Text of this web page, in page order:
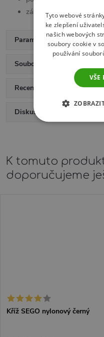
záruka 24 měsíců
Parametry produktu
Soubory ke stažení
Recenze (14)
Diskuse
K tomuto
doporučujeme
Kříž SEGO nylonový černý
Tyto webové
ke zlepšení
našich webových
soubory cookie v
používání
VŠE